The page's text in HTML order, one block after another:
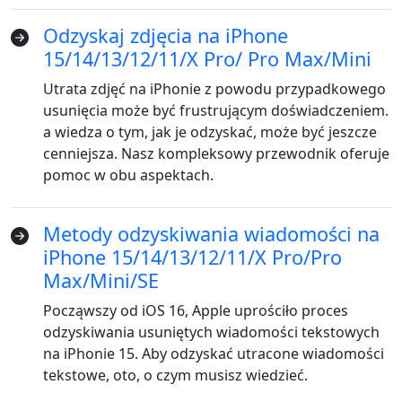
Odzyskaj zdjęcia na iPhone
15/14/13/12/11/X Pro/ Pro Max/Mini
Utrata zdjęć na iPhonie z powodu przypadkowego
usunięcia może być frustrującym doświadczeniem.
a wiedza o tym, jak je odzyskać, może być jeszcze
cenniejsza. Nasz kompleksowy przewodnik oferuje
pomoc w obu aspektach.
Metody odzyskiwania wiadomości na
iPhone 15/14/13/12/11/X Pro/Pro
Max/Mini/SE
Począwszy od iOS 16, Apple uprościło proces
odzyskiwania usuniętych wiadomości tekstowych
na iPhonie 15. Aby odzyskać utracone wiadomości
tekstowe, oto, o czym musisz wiedzieć.
Zmiana języka
English Nederlands
日本
Español
Português
Deutsche
Français
Italiano
Dansk
Ελληνικά
Türk
русский
हिंदी